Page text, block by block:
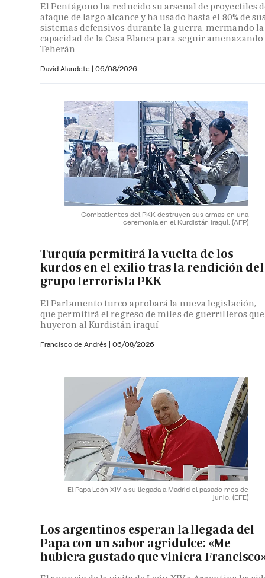
El Pentágono ha reducido su arsenal de proyectiles
ataque de largo alcance y ha usado hasta el 80% de
sistemas defensivos durante la guerra, mermando la
capacidad de la Casa Blanca para seguir amenazando
Teherán
David Alandete | 06/08/2026
Combatientes del PKK destruyen sus armas en una
ceremonia en el Kurdistán iraquí. (AFP)
Turquía permitirá la vuelta de los
kurdos en el exilio tras la rendición del
grupo terrorista PKK
El Parlamento turco aprobará la nueva legislación,
que permitirá el regreso de miles de guerrilleros que
huyeron al Kurdistán iraquí
Francisco de Andrés | 06/08/2026
El Papa León XIV a su llegada a Madrid el pasado mes de
junio. (EFE)
Los argentinos esperan la llegada del
Papa con un sabor agridulce: «Me
hubiera gustado que viniera